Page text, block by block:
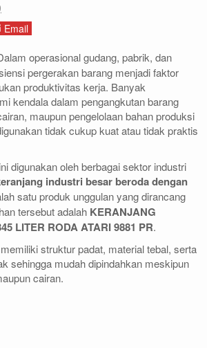
Email
operasional gudang, pabrik, dan
pergerakan barang menjadi faktor
produktivitas kerja. Banyak
kendala dalam pengangkutan barang
maupun pengelolaan bahan produksi
tidak cukup kuat atau tidak praktis
digunakan oleh berbagai sektor industri
industri besar beroda dengan
satu produk unggulan yang dirancang
tersebut adalah KERANJANG
LITER RODA ATARI 9881 PR.
struktur padat, material tebal, serta
sehingga mudah dipindahkan meskipun
cairan.